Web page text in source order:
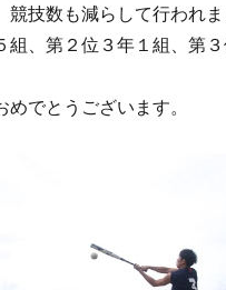
競技数も減らして行われ
組、第２位３年１組、第３
めでとうございます。